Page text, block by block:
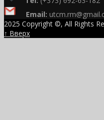
Email:
2025 Copyright ©, All Rights
↑ Вверх